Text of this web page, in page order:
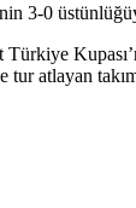
3-0
tur atlayan